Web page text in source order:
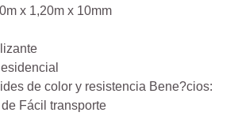
x 1,20m x 10mm
de color y resistencia Bene?cios:
Fácil transporte